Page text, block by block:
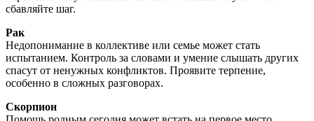
сбавляйте шаг.
Рак
Недопонимание в коллективе или семье может стать
испытанием. Контроль за словами и умение слышать других
спасут от ненужных конфликтов. Проявите терпение,
особенно в сложных разговорах.
Скорпион